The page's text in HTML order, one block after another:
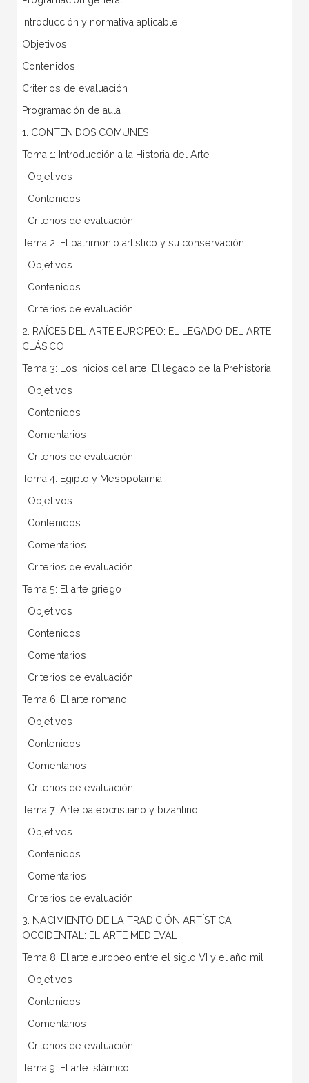
Introducción y normativa aplicable
Objetivos
Contenidos
Criterios de evaluación
Programación de aula
1. CONTENIDOS COMUNES
Tema 1: Introducción a la Historia del Arte
 Objetivos
 Contenidos
 Criterios de evaluación
Tema 2: El patrimonio artístico y su conservación
 Objetivos
 Contenidos
 Criterios de evaluación
2. RAÍCES DEL ARTE EUROPEO: EL LEGADO DEL ARTE
CLÁSICO
Tema 3: Los inicios del arte. El legado de la Prehistoria
 Objetivos
 Contenidos
 Comentarios
 Criterios de evaluación
Tema 4: Egipto y Mesopotamia
 Objetivos
 Contenidos
 Comentarios
 Criterios de evaluación
Tema 5: El arte griego
 Objetivos
 Contenidos
 Comentarios
 Criterios de evaluación
Tema 6: El arte romano
 Objetivos
 Contenidos
 Comentarios
 Criterios de evaluación
Tema 7: Arte paleocristiano y bizantino
 Objetivos
 Contenidos
 Comentarios
 Criterios de evaluación
3. NACIMIENTO DE LA TRADICIÓN ARTÍSTICA
OCCIDENTAL: EL ARTE MEDIEVAL
Tema 8: El arte europeo entre el siglo VI y el año mil
 Objetivos
 Contenidos
 Comentarios
 Criterios de evaluación
Tema 9: El arte islámico